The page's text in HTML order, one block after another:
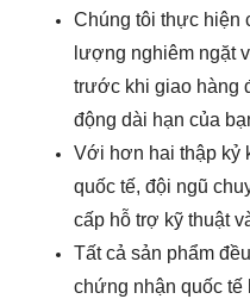
Chúng tôi thực hiện
lượng nghiêm ngặt
trước khi giao hàng
động dài hạn của
Với hơn hai thập kỷ
quốc tế, đội ngũ
cấp hỗ trợ kỹ thuật
Tất cả sản phẩm
chứng nhận quốc tế